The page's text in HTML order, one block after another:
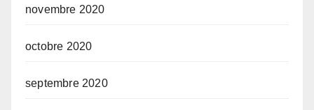
novembre 2020
octobre 2020
septembre 2020